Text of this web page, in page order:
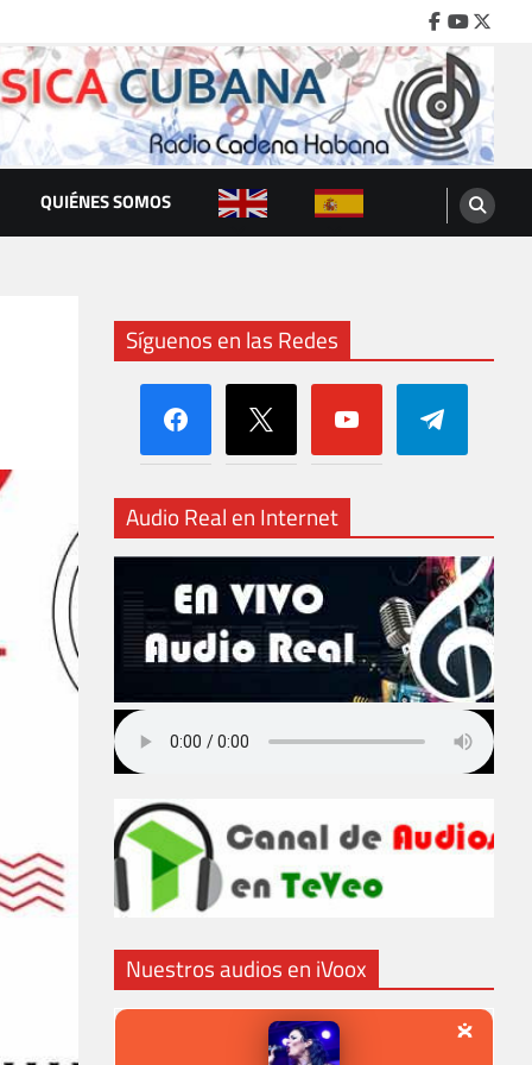
Facebook
Youtube
QUIÉNES SOMOS
Síguenos en las Redes
facebook x youtube telegram
Audio Real en Internet
Nuestros audios en iVoox